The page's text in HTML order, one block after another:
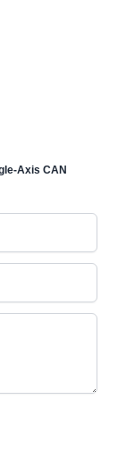
Axis CAN